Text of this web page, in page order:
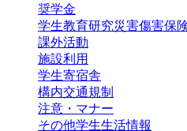
奨学金
学生教育研究災害傷害保
課外活動
施設利用
学生寄宿舎
構内交通規制
注意・マナー
その他学生生活情報